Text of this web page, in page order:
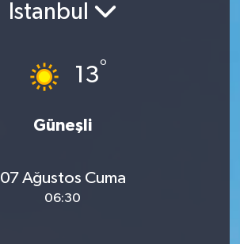
İstanbul
13°
Güneşli
07 Ağustos Cuma
06:30